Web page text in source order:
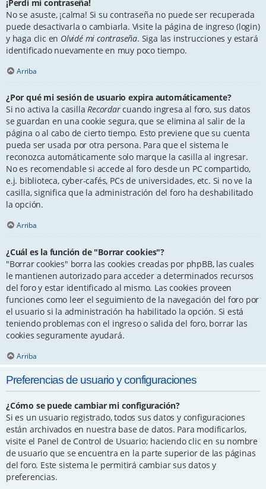
¡Perdí mi contraseña!
No se asuste, ¡calma! Si su contraseña no puede ser recuperada
puede desactivarla o cambiarla. Visite la página de ingreso (login)
y haga clic en Olvidé mi contraseña. Siga las instrucciones y estará
identificado nuevamente en muy poco tiempo.
Arriba
¿Por qué mi sesión de usuario expira automáticamente?
Si no activa la casillaRecordarcuando ingresa al foro, sus datos
se guardan en una cookie segura, que se elimina al salir de la
página o al cabo de cierto tiempo. Esto previene que su cuenta
pueda ser usada por otra persona. Para que el sistema le
reconozca automáticamente solo marque la casilla al ingresar.
No es recomendable si accede al foro desde un PC compartido,
e.j. biblioteca, cyber-cafés, PCs de universidades, etc. Si no ve la
casilla, significa que la administración del foro ha deshabilitado
la opción.
Arriba
¿Cuál es la función de "Borrar cookies"?
"Borrar cookies" borra las cookies creadas por phpBB, las cuales
le mantienen autorizado para acceder a determinados recursos
del foro y estar identificado al mismo. Las cookies proveen
funciones como leer el seguimiento de la navegación del foro por
el usuario si la administración ha habilitado la opción. Si está
teniendo problemas con el ingreso o salida del foro, borrar las
cookies seguramente ayudará.
Arriba
Preferencias de usuario y configuraciones
¿Cómo se puede cambiar mi configuración?
Si es un usuario registrado, todos sus datos y configuraciones
están archivados en nuestra base de datos. Para modificarlos,
visite el Panel de Control de Usuario; haciendo clic en su nombre
de usuario que se encuentra en la parte superior de las páginas
del foro. Este sistema le permitirá cambiar sus datos y
preferencias.